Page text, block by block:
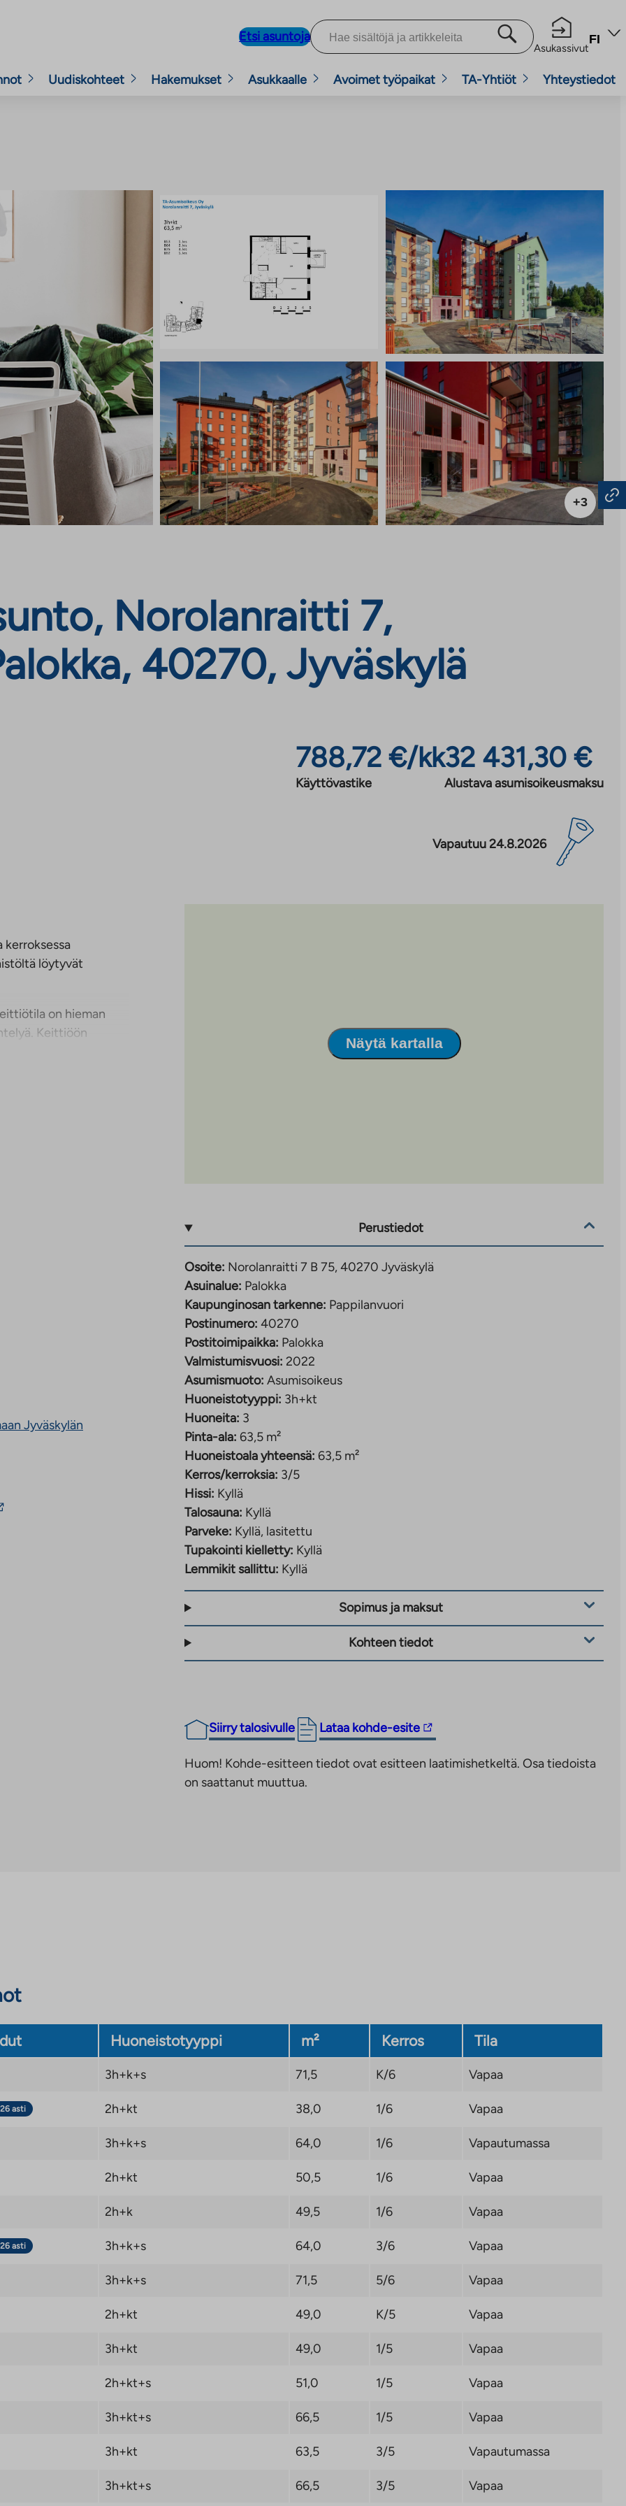
Etsi asuntoja
Asukassivut
FI
Uudiskohteet Hakemukset Asukkaalle Avoimet työpaikat TA-Yhtiöt Yhteystiedot
+3
Norolanraitti 7,
40270, Jyväskylä
788,72 €/kk
Käyttövastike
32 431,30 €
Alustava asumisoikeusmaksu
Vapautuu 24.8.2026
kerroksessa
löytyvät
on hieman
Keittiöön
ja
on sekä
järjestystä.
keskustan
Palokan
on oma sauna, ja
vuoron
kerhotila
katoksessa ja 27
Jyväskylän
Näytä kartalla
Perustiedot
Osoite: Norolanraitti 7 B 75, 40270 Jyväskylä
Asuinalue: Palokka
Kaupunginosan tarkenne: Pappilanvuori
Postinumero: 40270
Postitoimipaikka: Palokka
Valmistumisvuosi: 2022
Asumismuoto: Asumisoikeus
Huoneistotyyppi: 3h+kt
Huoneita: 3
Pinta-ala: 63,5 m²
Huoneistoala yhteensä: 63,5 m²
Kerros/kerroksia: 3/5
Hissi: Kyllä
Talosauna: Kyllä
Parveke: Kyllä, lasitettu
Tupakointi kielletty: Kyllä
Lemmikit sallittu: Kyllä
Sopimus ja maksut
Kohteen tiedot
Siirry talosivulle Lataa kohde-esite
Linkki
vie
ulkopuoliseen
Huom! Kohde-esitteen tiedot ovat esitteen laatimishetkeltä. Osa tiedoista
on saattanut muuttua.
Huoneistotyyppi m² Kerros Tila
3h+k+s 71,5 K/6 Vapaa
asti 2h+kt 38,0 1/6 Vapaa
3h+k+s 64,0 1/6 Vapautumassa
2h+kt 50,5 1/6 Vapaa
2h+k 49,5 1/6 Vapaa
asti 3h+k+s 64,0 3/6 Vapaa
3h+k+s 71,5 5/6 Vapaa
2h+kt 49,0 K/5 Vapaa
3h+kt 49,0 1/5 Vapaa
2h+kt+s 51,0 1/5 Vapaa
3h+kt+s 66,5 1/5 Vapaa
3h+kt 63,5 3/5 Vapautumassa
3h+kt+s 66,5 3/5 Vapaa